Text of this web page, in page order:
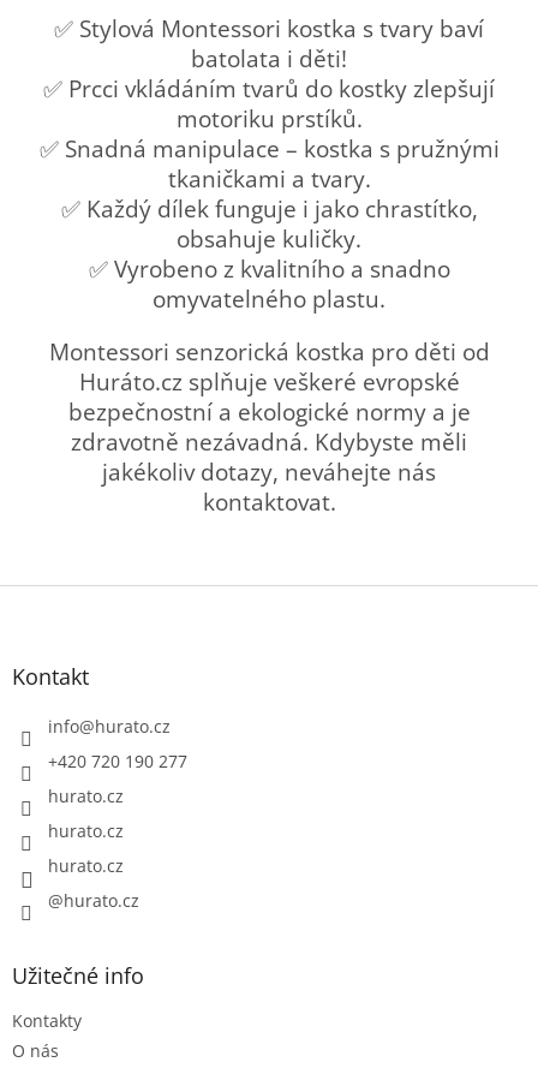
✅ Stylová Montessori kostka s tvary baví
batolata i děti!
✅ Prcci vkládáním tvarů do kostky zlepšují
motoriku prstíků.
✅ Snadná manipulace – kostka s pružnými
tkaničkami a tvary.
✅ Každý dílek funguje i jako chrastítko,
obsahuje kuličky.
✅ Vyrobeno z kvalitního a snadno
omyvatelného plastu.
Montessori senzorická kostka pro děti od
Huráto.cz splňuje veškeré evropské
bezpečnostní a ekologické normy a je
zdravotně nezávadná. Kdybyste měli
jakékoliv dotazy, neváhejte nás
kontaktovat.
Z
Kontakt
info@hurato.cz
+420 720 190 277
hurato.cz
hurato.cz
hurato.cz
@hurato.cz
Užitečné info
Kontakty
O nás